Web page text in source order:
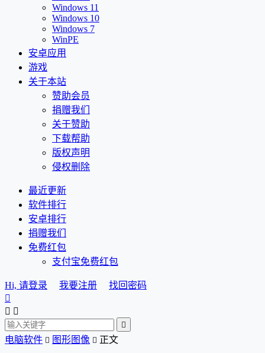
Windows 11
Windows 10
Windows 7
WinPE
安卓应用
游戏
关于本站
赞助会员
捐赠我们
关于赞助
下载帮助
版权声明
侵权删除
最近更新
软件排行
安卓排行
捐赠我们
免费红包
支付宝免费红包
Hi, 请登录 我要注册
找回密码

 

电脑软件  图形图像  正文